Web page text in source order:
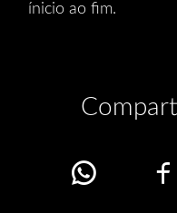
ínicio ao fim.